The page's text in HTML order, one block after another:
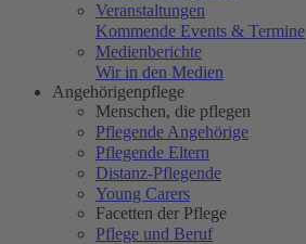
Veranstaltungen
Kommende Events & Termine
Medienberichte
Wir in den Medien
Angehörigenpflege
Menschen, die pflegen
Pflegende Angehörige
Pflegende Eltern
Distanz-Pflegende
Young Carers
Facetten der Pflege
Pflege und Beruf